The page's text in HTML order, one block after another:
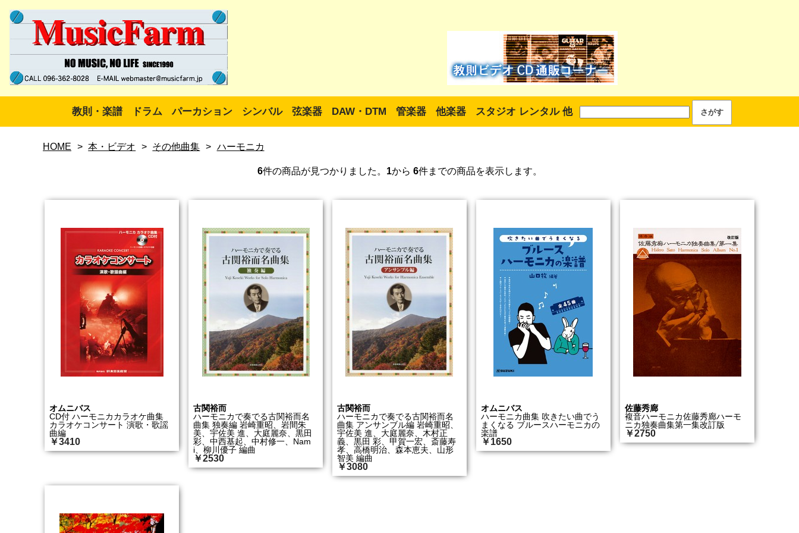
教則・楽譜 ドラム パーカション シンバル 弦楽器 DAW・DTM 管楽器 他楽器 スタジオ レンタル 他
HOME > 本・ビデオ > その他曲集 > ハーモニカ
6件の商品が見つかりました。 1から 6件までの商品を表示します。
オムニバス
CD付 ハーモニカカラオケ曲集
カラオケコンサート 演歌・歌謡
曲編
￥3410
古関裕而
ハーモニカで奏でる古関裕而名
曲集 独奏編 岩崎重昭、岩間朱
美、宇佐美 進、大庭麗奈、黒田
彩、中西基起、中村修一、Nam
i、柳川優子 編曲
￥2530
古関裕而
ハーモニカで奏でる古関裕而名
曲集 アンサンブル編 岩崎重昭、
宇佐美 進、大庭麗奈、木村正
義、黒田 彩、甲賀一宏、斎藤寿
孝、高橋明治、森本恵夫、山形
智美 編曲
￥3080
オムニバス
ハーモニカ曲集 吹きたい曲でう
まくなる ブルースハーモニカの
楽譜
￥1650
佐藤秀廊
複音ハーモニカ佐藤秀廊ハーモ
ニカ独奏曲集第一集改訂版
￥2750